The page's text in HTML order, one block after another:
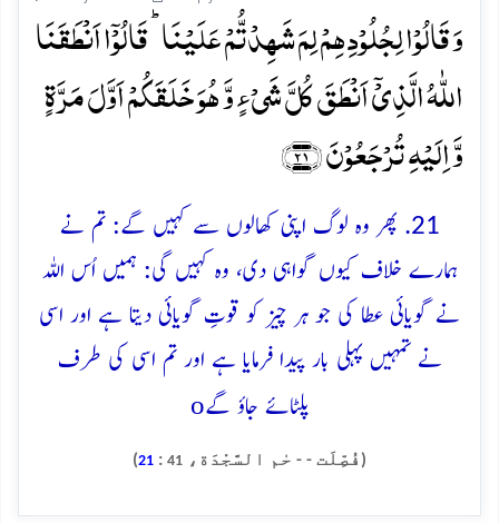
وَ قَالُوۡا لِجُلُوۡدِہِمۡ لِمَ شَہِدۡتُّمۡ عَلَیۡنَا ؕ قَالُوۡۤا اَنۡطَقَنَا
اللّٰہُ الَّذِیۡۤ اَنۡطَقَ کُلَّ شَیۡءٍ وَّ ہُوَ خَلَقَکُمۡ اَوَّلَ مَرَّۃٍ
وَّ اِلَیۡہِ تُرۡجَعُوۡنَ ﴿۲۱﴾
21. پھر وہ لوگ اپنی کھالوں سے کہیں گے: تم نے
ہمارے خلاف کیوں گواہی دی، وہ کہیں گی: ہمیں اُس اللہ
نے گویائی عطا کی جو ہر چیز کو قوتِ گویائی دیتا ہے اور اسی
نے تمہیں پہلی بار پیدا فرمایا ہے اور تم اسی کی طرف
پلٹائے جاؤ گےo
(فُصِّلَت - - حٰم السَّجْدَة، 41
:
21
)